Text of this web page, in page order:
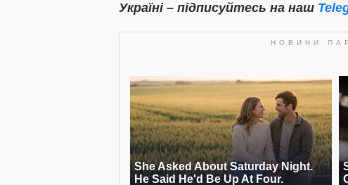
Україні – підписуйтесь на наш